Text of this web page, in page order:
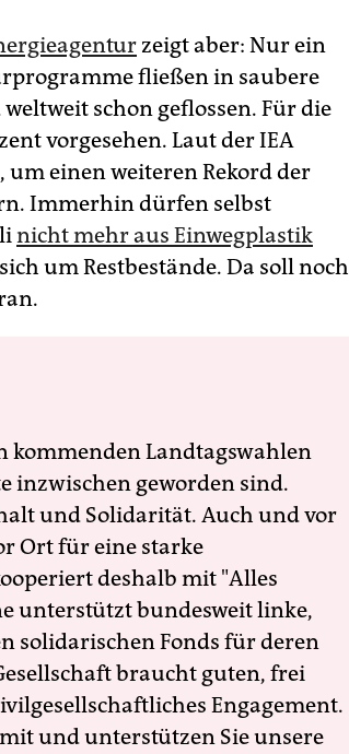
zeigt aber: Nur ein
fließen in saubere
schon geflossen. Für die
vorgesehen. Laut der IEA
einen weiteren Rekord der
Immerhin dürfen selbst
nicht mehr aus Einwegplastik
um Restbestände. Da soll noch
kommenden Landtagswahlen
inzwischen geworden sind.
und Solidarität. Auch und vor
Ort für eine starke
deshalb mit "Alles
unterstützt bundesweit linke,
solidarischen Fonds für deren
braucht guten, frei
Engagement.
und unterstützen Sie unsere